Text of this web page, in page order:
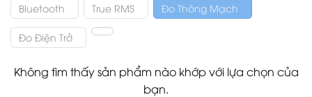
Bluetooth True RMS Đo Thông Mạch
Đo Điện Trở
Không tìm thấy sản phẩm nào khớp với lựa chọn của
bạn.